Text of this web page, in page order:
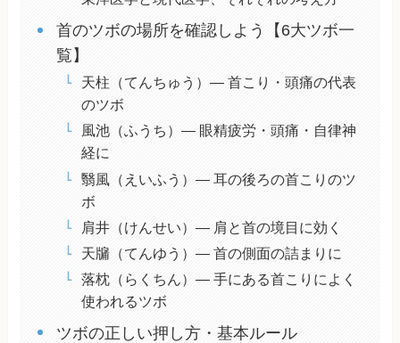
首のツボの場所を確認しよう【6大ツボ一
覧】
天柱（てんちゅう）— 首こり・頭痛の代表
のツボ
風池（ふうち）— 眼精疲労・頭痛・自律神
経に
翳風（えいふう）— 耳の後ろの首こりのツ
ボ
肩井（けんせい）— 肩と首の境目に効く
天牖（てんゆう）— 首の側面の詰まりに
落枕（らくちん）— 手にある首こりによく
使われるツボ
ツボの正しい押し方・基本ルール